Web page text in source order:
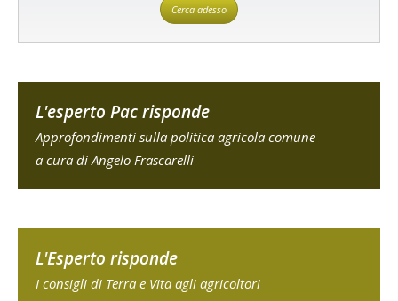
Cerca adesso
L'esperto Pac risponde
Approfondimenti sulla politica agricola comune
a cura di Angelo Frascarelli
L'Esperto risponde
I consigli di Terra e Vita agli agricoltori